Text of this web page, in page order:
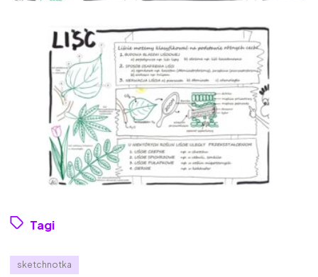
Tagi
sketchnotka